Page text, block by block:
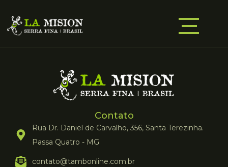
Contato
Rua Dr. Daniel de Carvalho, 356, Santa Terezinha.
Passa Quatro - MG
contato@tambonline.com.br